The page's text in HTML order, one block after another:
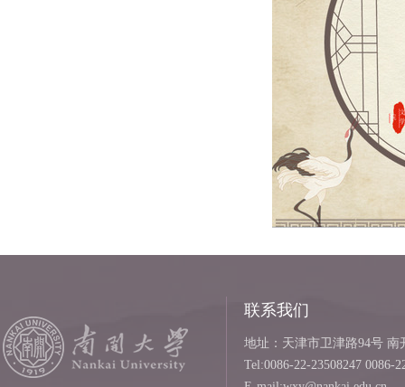
联系我们
地址：天津市卫津路94号 南
Tel:0086-22-23508247 0086-